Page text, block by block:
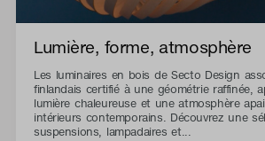
Lumière, forme, atmosphère
Les luminaires en bois de Secto Design
finlandais certifié à une géométrie raffinée,
lumière chaleureuse et une atmosphère
intérieurs contemporains. Découvrez une
suspensions, lampadaires et...